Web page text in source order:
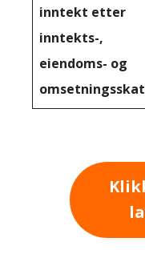
inntekt etter
inntekts-,
eiendoms- og